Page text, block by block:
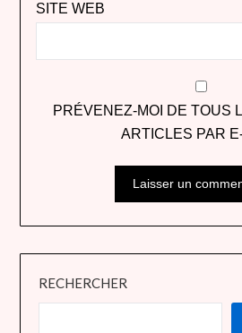
SITE WEB
PRÉVENEZ-MOI DE TOUS
ARTICLES PAR
RECHERCHER